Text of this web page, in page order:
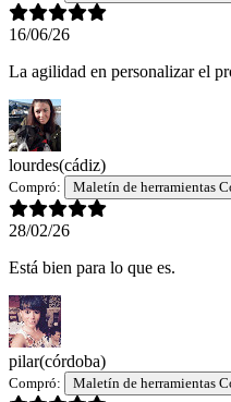
16/06/26
La agilidad en personalizar el
lourdes(cádiz)
Compró: Maletín de herramientas
28/02/26
Está bien para lo que es.
pilar(córdoba)
Compró: Maletín de herramientas